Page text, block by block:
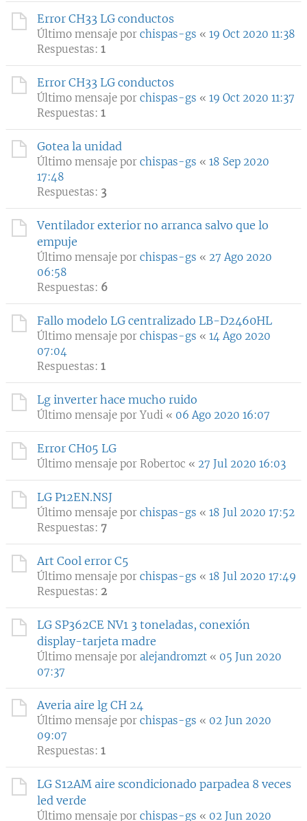
Error CH33 LG conductos
Último mensaje por chispas-gs « 19 Oct 2020 11:38
Respuestas: 1
Error CH33 LG conductos
Último mensaje por chispas-gs « 19 Oct 2020 11:37
Respuestas: 1
Gotea la unidad
Último mensaje por chispas-gs « 18 Sep 2020
17:48
Respuestas: 3
Ventilador exterior no arranca salvo que lo
empuje
Último mensaje por chispas-gs « 27 Ago 2020
06:58
Respuestas: 6
Fallo modelo LG centralizado LB-D2460HL
Último mensaje por chispas-gs « 14 Ago 2020
07:04
Respuestas: 1
Lg inverter hace mucho ruido
Último mensaje por Yudi « 06 Ago 2020 16:07
Error CH05 LG
Último mensaje por Robertoc « 27 Jul 2020 16:03
LG P12EN.NSJ
Último mensaje por chispas-gs « 18 Jul 2020 17:52
Respuestas: 7
Art Cool error C5
Último mensaje por chispas-gs « 18 Jul 2020 17:49
Respuestas: 2
LG SP362CE NV1 3 toneladas, conexión
display-tarjeta madre
Último mensaje por alejandromzt « 05 Jun 2020
07:37
Averia aire lg CH 24
Último mensaje por chispas-gs « 02 Jun 2020
09:07
Respuestas: 1
LG S12AM aire scondicionado parpadea 8 veces
led verde
Último mensaje por chispas-gs « 02 Jun 2020